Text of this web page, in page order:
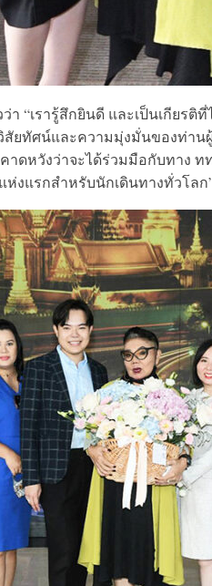
ว่า “เรารู้สึกยินดี และเป็นเกียร
สัยทัศน์และความมุ่งมั่นของท่าน
าดหวังว่าจะได้ร่วมมือกับทาง
ห่งแรกสำหรับนักเดินทางทั่วโลก